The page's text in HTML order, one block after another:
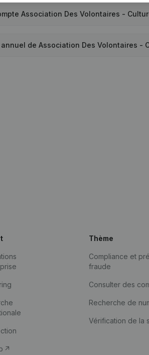
Association Des Volontaires -
de Association Des Volontaires -
Thème
Compliance et
fraude
Consulter des
Recherche de
Vérification de la